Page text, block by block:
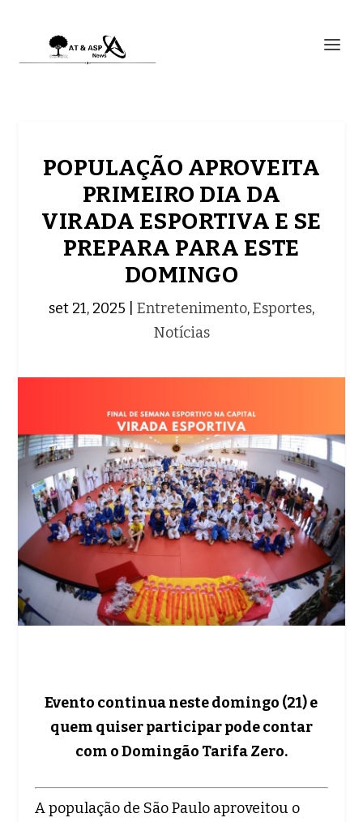
POPULAÇÃO APROVEITA
PRIMEIRO DIA DA
VIRADA ESPORTIVA E SE
PREPARA PARA ESTE
DOMINGO
set 21, 2025 Entretenimento,Esportes,
Notícias
Evento continua neste domingo (21) e
quem quiser participar pode contar
com o Domingão Tarifa Zero.
A população de São Paulo aproveitou o